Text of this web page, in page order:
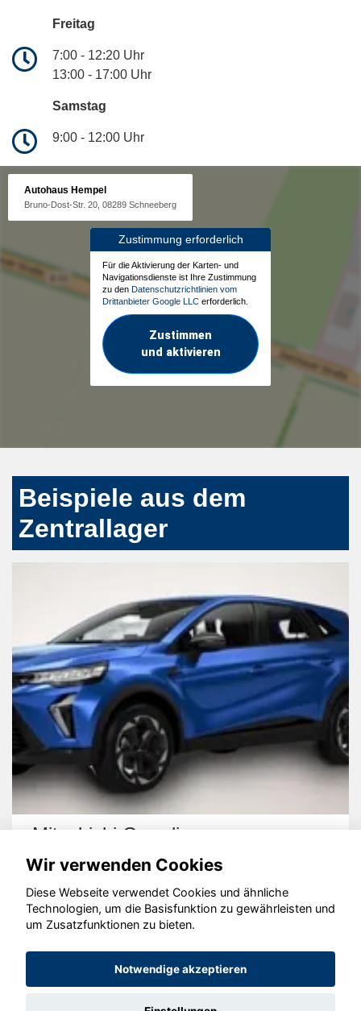
Freitag
7:00 - 12:20 Uhr
13:00 - 17:00 Uhr
Samstag
9:00 - 12:00 Uhr
Autohaus Hempel
Bruno-Dost-Str. 20, 08289 Schneeberg
Zustimmung erforderlich
Für die Aktivierung der Karten- und
Navigationsdienste ist Ihre Zustimmung
zu den Datenschutzrichtlinien vom
Drittanbieter Google LLC erforderlich.
Zustimmen
und aktivieren
Beispiele aus dem
Zentrallager
Mitsubishi Grandis
© konjunkturmotor.de GmbH 2020 - 2026
Wir verwenden Cookies
Diese Webseite verwendet Cookies und ähnliche
Technologien, um die Basisfunktion zu gewährleisten und
um Zusatzfunktionen zu bieten.
Notwendige akzeptieren